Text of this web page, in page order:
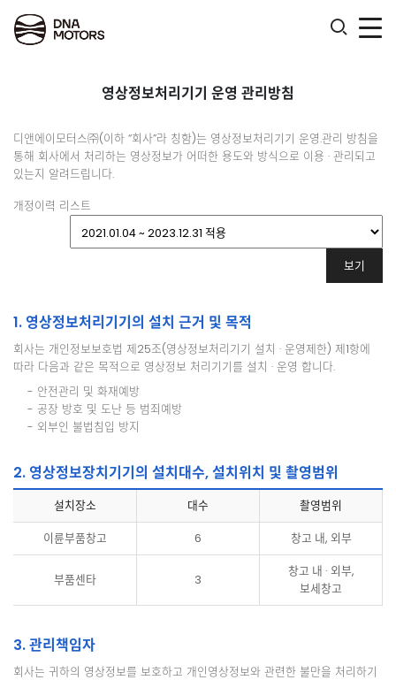
영상정보처리기기 운영 관리방침
디앤에이모터스㈜(이하 “회사”라 칭함)는 영상정보처리기기 운영.관리 방침을
통해 회사에서 처리하는 영상정보가 어떠한 용도와 방식으로 이용 · 관리되고
있는지 알려드립니다.
개정이력 리스트
1. 영상정보처리기기의 설치 근거 및 목적
회사는 개인정보보호법 제25조(영상정보처리기기 설치 · 운영제한) 제1항에
따라 다음과 같은 목적으로 영상정보 처리기기를 설치 · 운영 합니다.
- 안전관리 및 화재예방
- 공장 방호 및 도난 등 범죄예방
- 외부인 불법침입 방지
2. 영상정보장치기기의 설치대수, 설치위치 및 촬영범위
설치장소 대수 촬영범위
이륜부품창고 6 창고 내, 외부
부품센타 3
창고 내 · 외부,
보세창고
3. 관리책임자
회사는 귀하의 영상정보를 보호하고 개인영상정보와 관련한 불만을 처리하기